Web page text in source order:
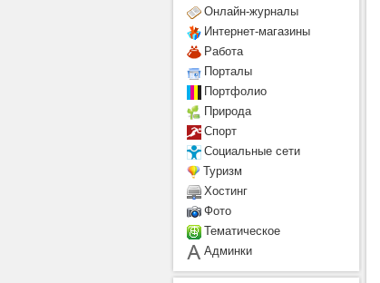
Онлайн-журналы
Интернет-магазины
Работа
Порталы
Портфолио
Природа
Спорт
Социальные сети
Туризм
Хостинг
Фото
Тематическое
Админки